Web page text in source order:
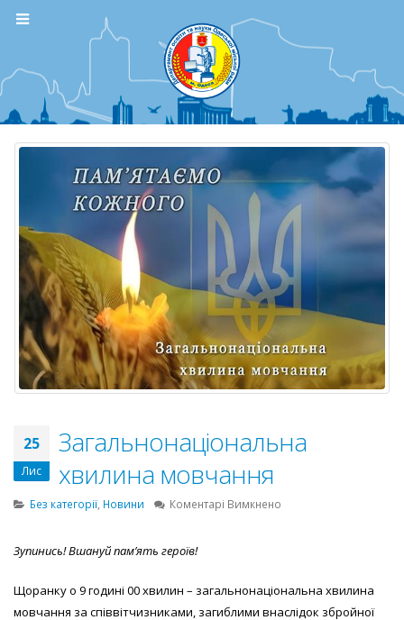
25
Лис
Загальнонаціональна
хвилина мовчання
Без категорії, Новини Коментарі Вимкнено
Зупинись! Вшануй пам’ять героїв!
Щоранку о 9 годині 00 хвилин – загальнонаціональна хвилина
мовчання за співвітчизниками, загиблими внаслідок збройної